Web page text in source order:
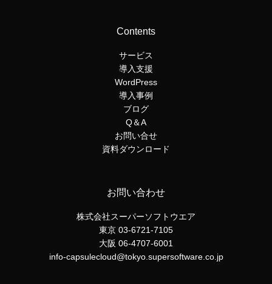
Contents
サービス
導入支援
WordPress
導入事例
ブログ
Q＆A
お問い合せ
資料ダウンロード
お問い合わせ
株式会社スーパーソフトウエア
東京 03-6721-7105
大阪 06-4707-6001
info-capsulecloud@tokyo.supersoftware.co.jp